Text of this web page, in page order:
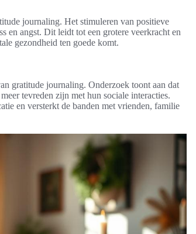
journaling. Het stimuleren van positieve
en angst. Dit leidt tot een grotere veerkracht en
gezondheid ten goede komt.
gratitude journaling. Onderzoek toont aan dat
tevreden zijn met hun sociale interacties.
en versterkt de banden met vrienden, familie